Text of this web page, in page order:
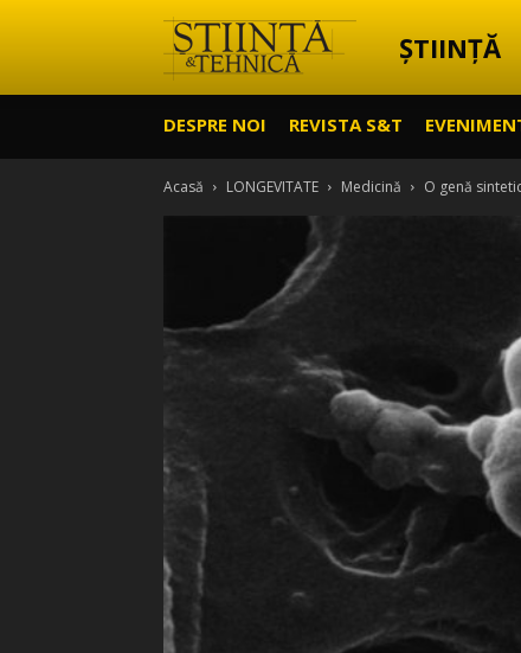
Știință
ȘTIINȚĂ
DESPRE NOI REVISTA S&T
Acasă LONGEVITATE Medicină O genă